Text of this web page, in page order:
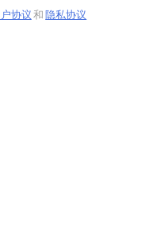
协议和隐私协议